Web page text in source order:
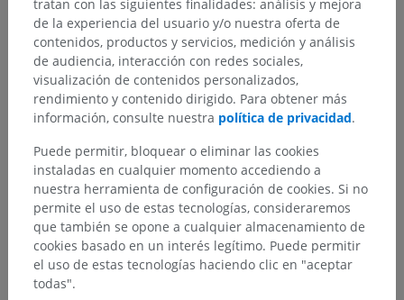
Integumento común> Piel> Surcos cutáneos
Estructuras subyacentes:
Surco proximal de los dedos de la mano
Surco medio de los dedos de la mano
Surco distal de los dedos de la mano
Anatomía humana 1
Anatomía comparada en animales
tratan con las siguientes finalidades: análisis y mejora
de la experiencia del usuario y/o nuestra oferta de
contenidos, productos y servicios, medición y análisis
de audiencia, interacción con redes sociales,
visualización de contenidos personalizados,
rendimiento y contenido dirigido. Para obtener más
información, consulte nuestra política de privacidad.
Puede permitir, bloquear o eliminar las cookies
instaladas en cualquier momento accediendo a
nuestra herramienta de configuración de cookies. Si no
permite el uso de estas tecnologías, consideraremos
que también se opone a cualquier almacenamiento de
cookies basado en un interés legítimo. Puede permitir
el uso de estas tecnologías haciendo clic en "aceptar
todas".